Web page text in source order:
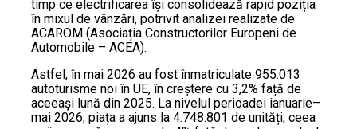
timp ce electrificarea își consolidează rapid poziția
în mixul de vânzări, potrivit analizei realizate de
ACAROM (Asociația Constructorilor Europeni de
Automobile – ACEA).
Astfel, în mai 2026 au fost înmatriculate 955.013
autoturisme noi în UE, în creștere cu 3,2% față de
aceeași lună din 2025. La nivelul perioadei ianuarie–
mai 2026, piața a ajuns la 4.748.801 de unități, ceea